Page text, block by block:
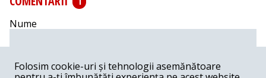
Nume
Folosim cookie-uri și tehnologii asemănătoare